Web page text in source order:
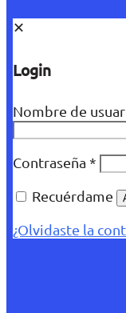
✕
Login
Nombre de
Contraseña *
Recuérdame
¿Olvidaste la